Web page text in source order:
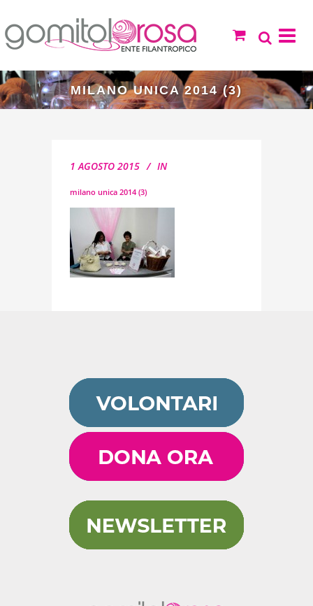
MILANO UNICA 2014 (3)
1 AGOSTO 2015 IN
milano unica 2014 (3)